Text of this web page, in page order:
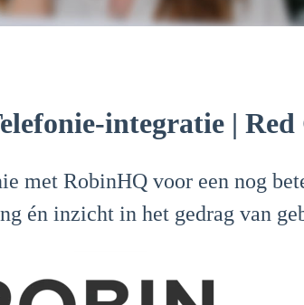
integratie | Red
met RobinHQ voor een nog
én inzicht in het gedrag van